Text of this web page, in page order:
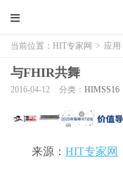
当前位置： HIT专家网 > 应用
与FHIR共舞
2016-04-12 分类： HIMSS16
来源： HIT专家网